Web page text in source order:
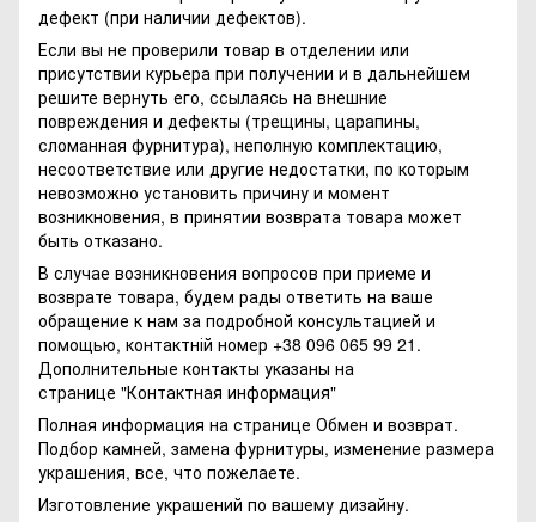
дефект (при наличии дефектов).
Если вы не проверили товар в отделении или
присутствии курьера при получении и в дальнейшем
решите вернуть его, ссылаясь на внешние
повреждения и дефекты (трещины, царапины,
сломанная фурнитура), неполную комплектацию,
несоответствие или другие недостатки, по которым
невозможно установить причину и момент
возникновения, в принятии возврата товара может
быть отказано.
В случае возникновения вопросов при приеме и
возврате товара, будем рады ответить на ваше
обращение к нам за подробной консультацией и
помощью, контактній номер +38 096 065 99 21.
Дополнительные контакты указаны на
странице "Контактная информация"
Полная информация на странице Обмен и возврат.
Подбор камней, замена фурнитуры, изменение размера
украшения, все, что пожелаете.
Изготовление украшений по вашему дизайну.